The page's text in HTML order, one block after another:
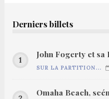
Derniers billets
John Fogerty et
SUR LA PARTITION...
Omaha Beach,